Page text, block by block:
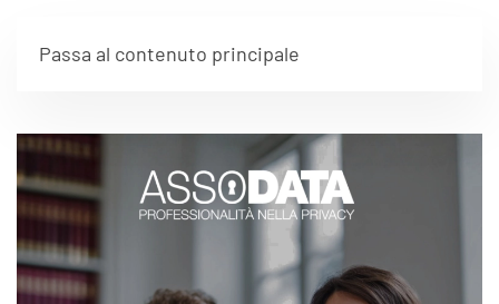
Passa al contenuto principale